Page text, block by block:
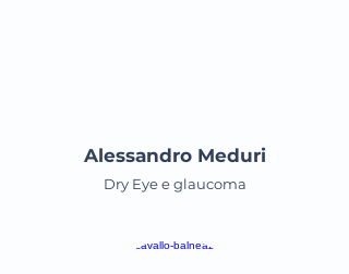
Alessandro Meduri
Dry Eye e glaucoma